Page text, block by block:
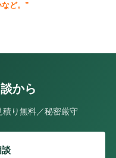
ど。”
から
り無料／秘密厳守
談